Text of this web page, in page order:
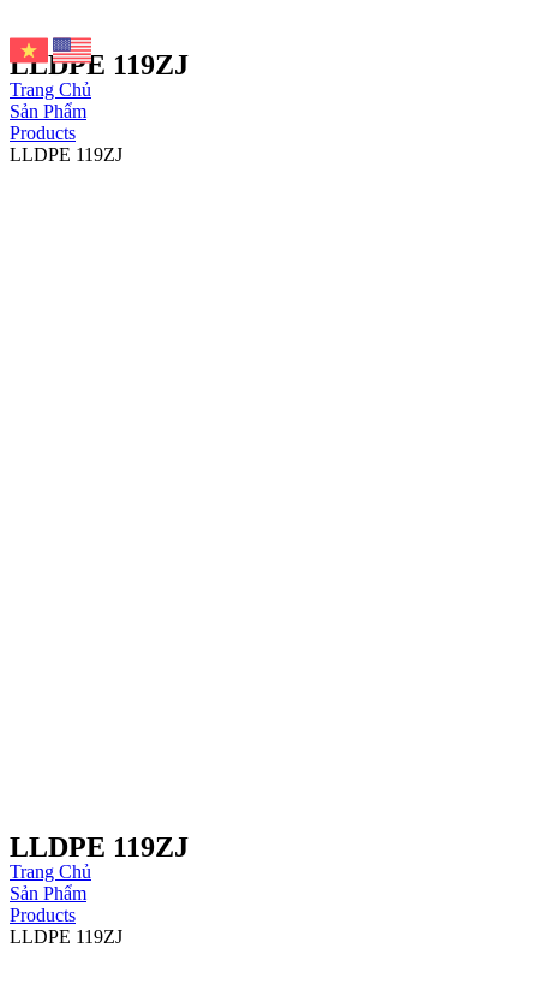
LLDPE 119ZJ
Trang Chủ
Sản Phẩm
Products
LLDPE 119ZJ
LLDPE 119ZJ
Trang Chủ
Sản Phẩm
Products
LLDPE 119ZJ